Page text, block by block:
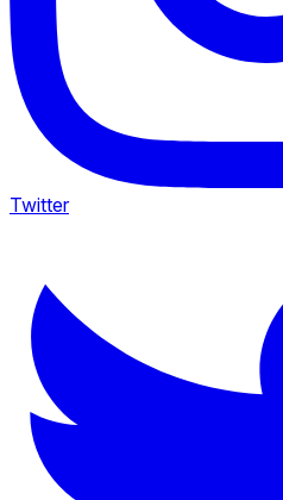
Twitter